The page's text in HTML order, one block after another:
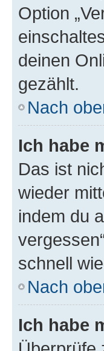
Option
deinen
gezählt.
Nach
Ich habe
Das ist
wieder
indem du
schnell
Nach
Ich habe